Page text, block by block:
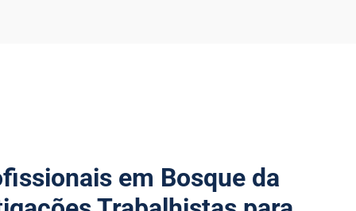
em Bosque da